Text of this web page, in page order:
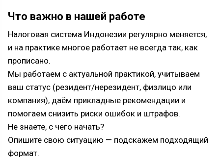
Что важно в нашей работе
Налоговая система Индонезии регулярно меняется,
и на практике многое работает не всегда так, как
прописано.
Мы работаем с актуальной практикой, учитываем
ваш статус (резидент/нерезидент, физлицо или
компания), даём прикладные рекомендации и
помогаем снизить риски ошибок и штрафов.
Не знаете, с чего начать?
Опишите свою ситуацию — подскажем подходящий
формат.